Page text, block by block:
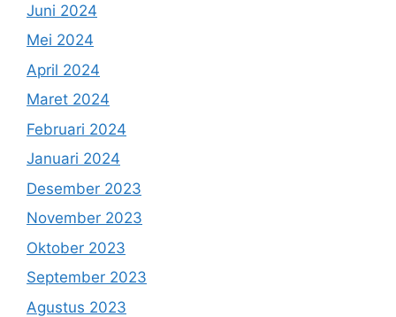
Juni 2024
Mei 2024
April 2024
Maret 2024
Februari 2024
Januari 2024
Desember 2023
November 2023
Oktober 2023
September 2023
Agustus 2023